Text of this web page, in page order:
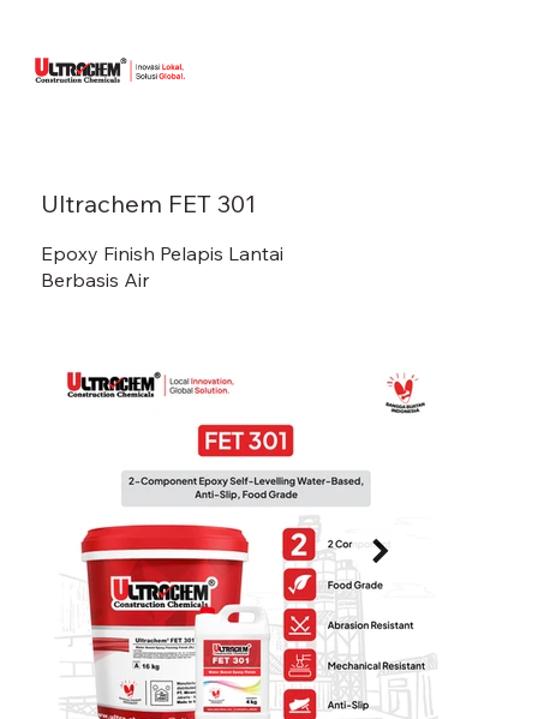
Ultrachem FET 301
Epoxy Finish Pelapis Lantai
Berbasis Air